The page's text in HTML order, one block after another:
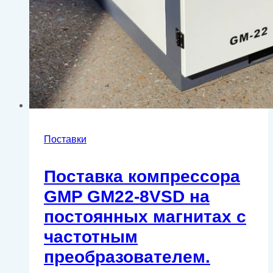
Поставки
Поставка компрессора
GMP GM22-8VSD на
постоянных магнитах с
частотным
преобразователем.